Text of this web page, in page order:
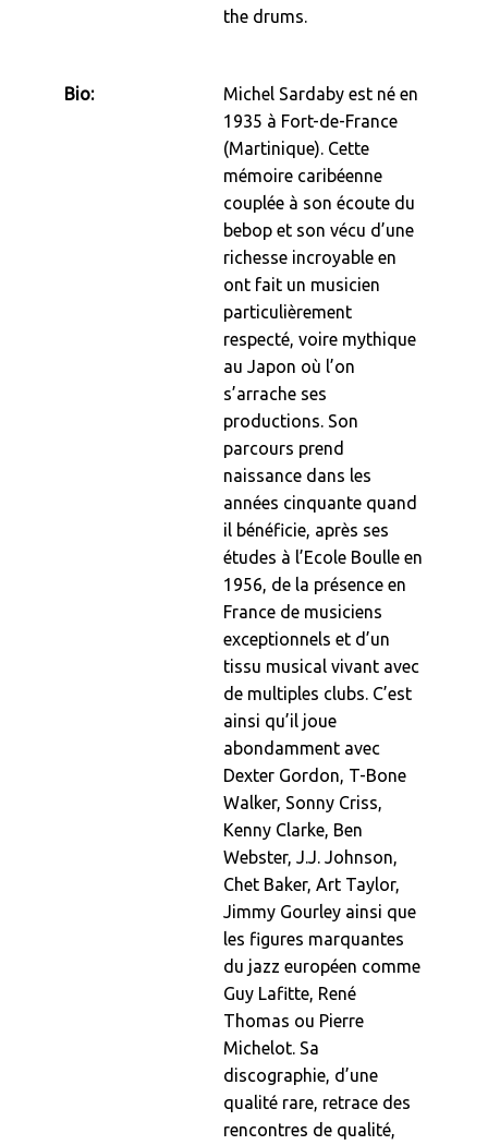
the drums.
Bio:
Michel Sardaby est né en
1935 à Fort-de-France
(Martinique). Cette
mémoire caribéenne
couplée à son écoute du
bebop et son vécu d’une
richesse incroyable en
ont fait un musicien
particulièrement
respecté, voire mythique
au Japon où l’on
s’arrache ses
productions. Son
parcours prend
naissance dans les
années cinquante quand
il bénéficie, après ses
études à l’Ecole Boulle en
1956, de la présence en
France de musiciens
exceptionnels et d’un
tissu musical vivant avec
de multiples clubs. C’est
ainsi qu’il joue
abondamment avec
Dexter Gordon, T-Bone
Walker, Sonny Criss,
Kenny Clarke, Ben
Webster, J.J. Johnson,
Chet Baker, Art Taylor,
Jimmy Gourley ainsi que
les figures marquantes
du jazz européen comme
Guy Lafitte, René
Thomas ou Pierre
Michelot. Sa
discographie, d’une
qualité rare, retrace des
rencontres de qualité,